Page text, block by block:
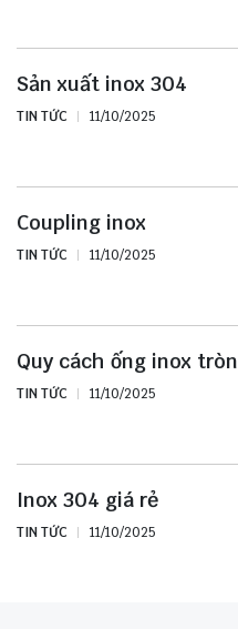
Sản xuất inox 304
TIN TỨC 11/10/2025
Coupling inox
TIN TỨC 11/10/2025
Quy cách ống inox tròn
TIN TỨC 11/10/2025
Inox 304 giá rẻ
TIN TỨC 11/10/2025